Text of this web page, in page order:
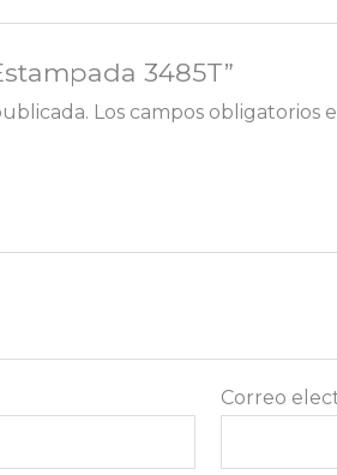
3485T”
Los campos obligatorios
Correo